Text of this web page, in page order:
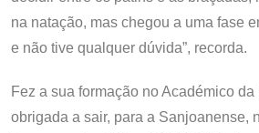
na natação, mas chegou a uma fase
e não tive qualquer dúvida”, recorda.
Fez a sua formação no Académico
obrigada a sair, para a Sanjoanense,